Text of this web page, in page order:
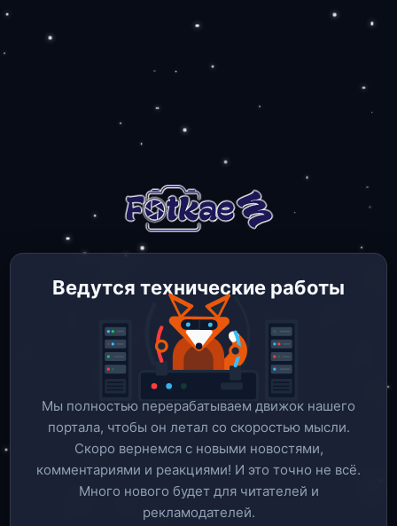
Ведутся технические работы
Мы полностью перерабатываем движок нашего
портала, чтобы он летал со скоростью мысли.
Скоро вернемся c новыми новостями,
комментариями и реакциями! И это точно не всё.
Много нового будет для читателей и
рекламодателей.